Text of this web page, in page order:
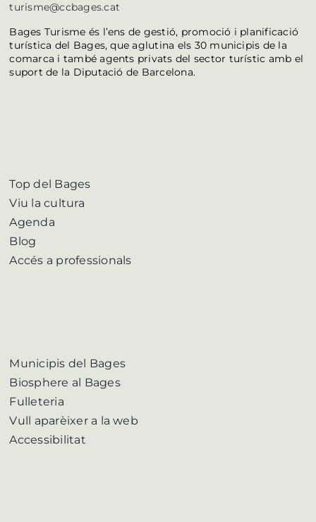
turisme@ccbages.cat
Bages Turisme és l’ens de gestió, promoció i planificació
turística del Bages, que aglutina els 30 municipis de la
comarca i també agents privats del sector turístic amb el
suport de la Diputació de Barcelona.
Top del Bages
Viu la cultura
Agenda
Blog
Accés a professionals
Municipis del Bages
Biosphere al Bages
Fulleteria
Vull aparèixer a la web
Accessibilitat